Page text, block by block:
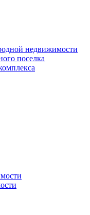
недвижимости
поселка